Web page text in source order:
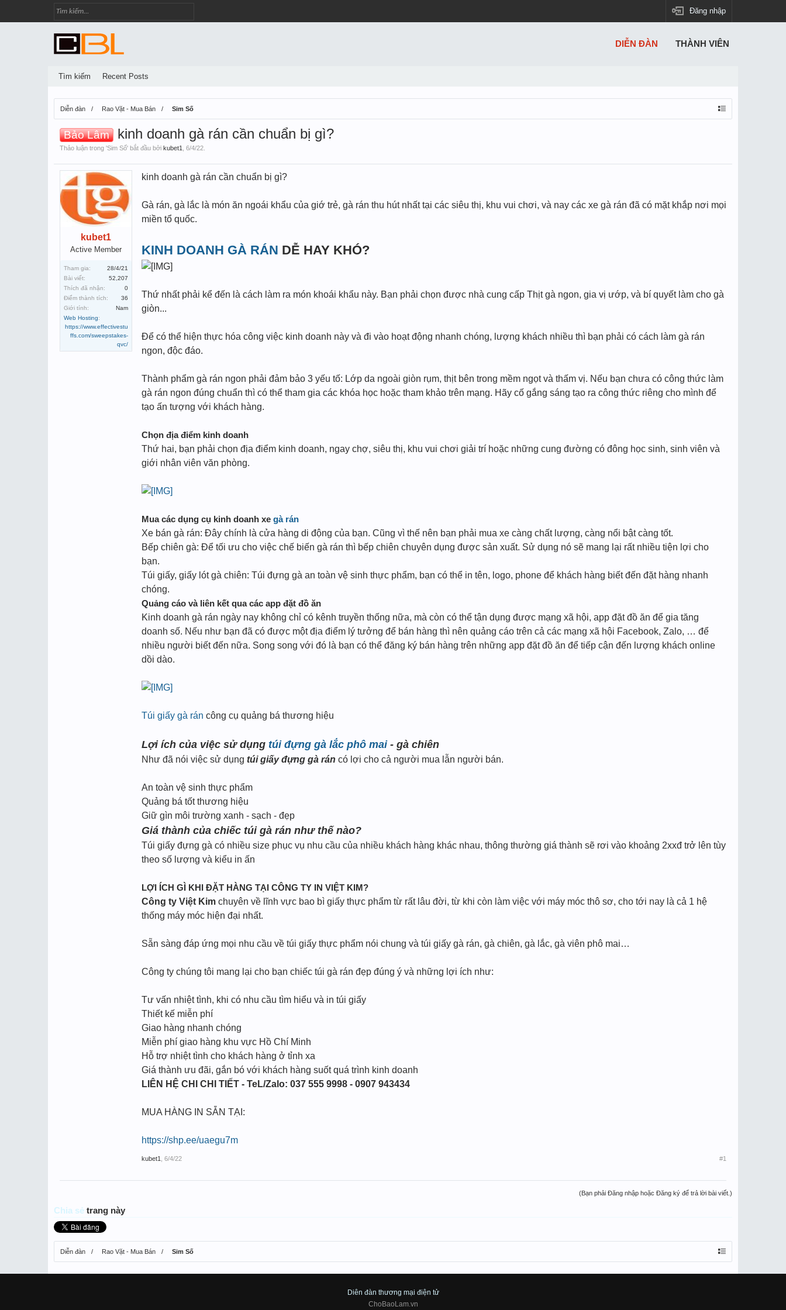
Đăng nhập
Diễn đàn Rao Vặt - Mua Bán Sim Số
Bảo Lâm kinh doanh gà rán cần chuẩn bị gì?
Thảo luận trong 'Sim Số' bắt đầu bởi kubet1 6/4/22
kubet1
Active Member
Tham gia:
28/4/21
Bài viết:
52,207
Thích đã nhận:
0
Điểm thành tích:
36
Giới tính:
Nam
Web Hosting:
https://www.effectivestu
ffs.com/sweepstakes-
qvc/
kinh doanh gà rán cần chuẩn bị gì?
Gà rán, gà lắc là món ăn ngoái khẩu của giớ trẻ, gà rán thu hút nhất tại các siêu thị, khu vui chơi, và nay các xe gà rán đã có mặt khắp nơi mọi
miền tổ quốc.
KINH DOANH GÀ RÁN DỄ HAY KHÓ?
Thứ nhất phải kể đến là cách làm ra món khoái khẩu này. Bạn phải chọn được nhà cung cấp Thịt gà ngon, gia vị ướp, và bí quyết làm cho gà
giòn...
Để có thể hiện thực hóa công việc kinh doanh này và đi vào hoạt động nhanh chóng, lượng khách nhiều thì bạn phải có cách làm gà rán
ngon, độc đáo.
Thành phẩm gà rán ngon phải đảm bảo 3 yếu tố: Lớp da ngoài giòn rụm, thịt bên trong mềm ngọt và thấm vị. Nếu bạn chưa có công thức làm
gà rán ngon đúng chuẩn thì có thể tham gia các khóa học hoặc tham khảo trên mạng. Hãy cố gắng sáng tạo ra công thức riêng cho mình để
tạo ấn tượng với khách hàng.
Chọn địa điểm kinh doanh
Thứ hai, bạn phải chọn địa điểm kinh doanh, ngay chợ, siêu thị, khu vui chơi giải trí hoặc những cung đường có đông học sinh, sinh viên và
giới nhân viên văn phòng.
Mua các dụng cụ kinh doanh xe gà rán
Xe bán gà rán: Đây chính là cửa hàng di động của bạn. Cũng vì thế nên bạn phải mua xe càng chất lượng, càng nổi bật càng tốt.
Bếp chiên gà: Để tối ưu cho việc chế biến gà rán thì bếp chiên chuyên dụng được sản xuất. Sử dụng nó sẽ mang lại rất nhiều tiện lợi cho
bạn.
Túi giấy, giấy lót gà chiên: Túi đựng gà an toàn vệ sinh thực phẩm, bạn có thể in tên, logo, phone để khách hàng biết đến đặt hàng nhanh
chóng.
Quảng cáo và liên kết qua các app đặt đồ ăn
Kinh doanh gà rán ngày nay không chỉ có kênh truyền thống nữa, mà còn có thể tận dụng được mạng xã hội, app đặt đồ ăn để gia tăng
doanh số. Nếu như bạn đã có được một địa điểm lý tưởng để bán hàng thì nên quảng cáo trên cả các mạng xã hội Facebook, Zalo, … để
nhiều người biết đến nữa. Song song với đó là bạn có thể đăng ký bán hàng trên những app đặt đồ ăn để tiếp cận đến lượng khách online
dồi dào.
Túi giấy gà rán công cụ quảng bá thương hiệu
Lợi ích của việc sử dụng túi đựng gà lắc phô mai - gà chiên
Như đã nói việc sử dụng túi giấy đựng gà rán có lợi cho cả người mua lẫn người bán.
An toàn vệ sinh thực phẩm
Quảng bá tốt thương hiệu
Giữ gìn môi trường xanh - sạch - đẹp
Giá thành của chiếc túi gà rán như thế nào?
Túi giấy đựng gà có nhiều size phục vụ nhu cầu của nhiều khách hàng khác nhau, thông thường giá thành sẽ rơi vào khoảng 2xxđ trở lên tùy
theo số lượng và kiểu in ấn
LỢI ÍCH GÌ KHI ĐẶT HÀNG TẠI CÔNG TY IN VIỆT KIM?
Công ty Việt Kim chuyên về lĩnh vực bao bì giấy thực phẩm từ rất lâu đời, từ khi còn làm việc với máy móc thô sơ, cho tới nay là cả 1 hệ
thống máy móc hiện đại nhất.
Sẵn sàng đáp ứng mọi nhu cầu về túi giấy thực phẩm nói chung và túi giấy gà rán, gà chiên, gà lắc, gà viên phô mai…
Công ty chúng tôi mang lại cho bạn chiếc túi gà rán đẹp đúng ý và những lợi ích như:
Tư vấn nhiệt tình, khi có nhu cầu tìm hiểu và in túi giấy
Thiết kế miễn phí
Giao hàng nhanh chóng
Miễn phí giao hàng khu vực Hồ Chí Minh
Hỗ trợ nhiệt tình cho khách hàng ở tỉnh xa
Giá thành ưu đãi, gắn bó với khách hàng suốt quá trình kinh doanh
LIÊN HỆ CHI CHI TIẾT - TeL/Zalo: 037 555 9998 - 0907 943434
MUA HÀNG IN SẴN TẠI:
https://shp.ee/uaegu7m
kubet1 6/4/22 #1
(Bạn phải Đăng nhập hoặc Đăng ký để trả lời bài viết.)
Chia sẻ trang này
Diễn đàn Rao Vặt - Mua Bán Sim Số
DIỄN ĐÀN
Tìm kiếm Recent Posts
THÀNH VIÊN
Diên đàn thương mại điện tử
ChoBaoLam.vn